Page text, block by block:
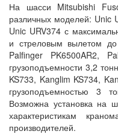
На шасси Mitsubishi
различных моделей: Unic
Unic URV374 с
и стреловым вылетом
Palfinger PK6500AR2,
грузоподъемности 3,2
KS733, Kanglim KS734,
грузоподъемностью 3
Возможна установка на
характеристикам
производителей.